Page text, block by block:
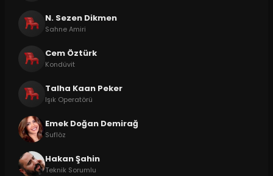
N. Sezen Dikmen
Sahne Amiri
Cem Öztürk
Kondüvit
Talha Kaan Peker
Işık Operatörü
Emek Doğan Demirağ
Suflöz
Hakan Şahin
Teknik Sorumlu